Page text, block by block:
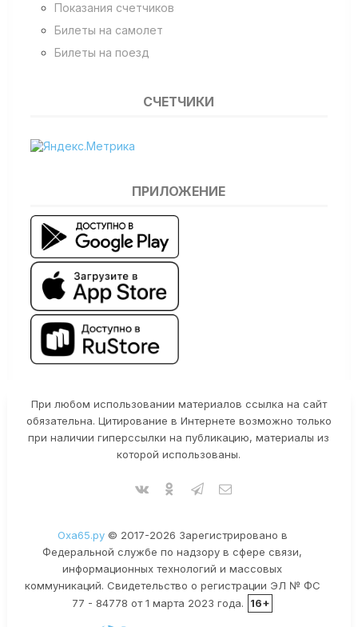
Показания счетчиков
Билеты на самолет
Билеты на поезд
СЧЕТЧИКИ
ПРИЛОЖЕНИЕ
При любом использовании материалов ссылка на сайт
обязательна. Цитирование в Интернете возможно только
при наличии гиперссылки на публикацию, материалы из
которой использованы.
Оха65.ру© 2017-2026 Зарегистрировано в
Федеральной службе по надзору в сфере связи,
информационных технологий и массовых
коммуникаций. Свидетельство о регистрации ЭЛ № ФС
77 - 84778 от 1 марта 2023 года.
16+